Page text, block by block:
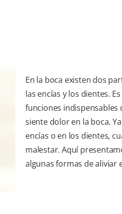
En la boca existen dos
las encías y los dientes.
funciones indispensables
siente dolor en la boca.
encías o en los dientes,
malestar. Aquí
algunas formas de aliviar